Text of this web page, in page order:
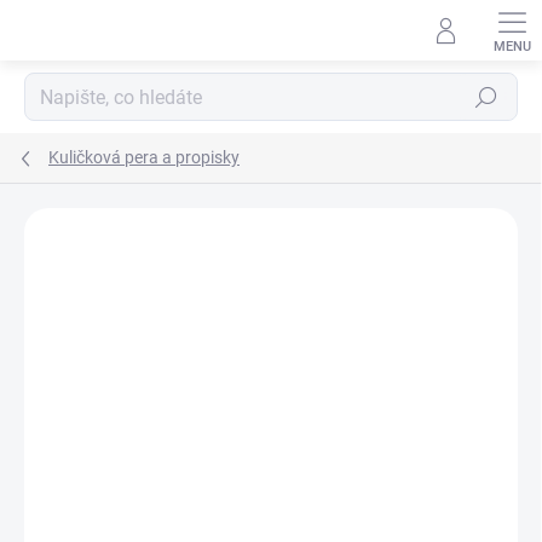
Hledat
Kuličková pera a propisky